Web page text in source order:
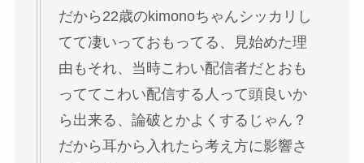
だから22歳のkimonoちゃんシッカリし
てて凄いっておもってる、見始めた理
由もそれ、当時こわい配信者だとおも
っててこわい配信する人って頭良いか
ら出来る、論破とかよくするじゃん？
だから耳から入れたら考え方に影響さ